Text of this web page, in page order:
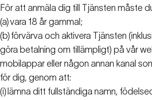
För att anmäla dig till Tjänsten måste
(a)vara 18 år gammal;
(b) förvärva och aktivera Tjänsten
göra betalning om tillämpligt) på vår
mobilappar eller någon annan kanal
för dig, genom att:
(i) lämna ditt fullständiga namn,